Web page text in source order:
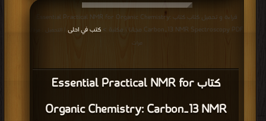
كتاب Essential Practical NMR for
Organic Chemistry: Carbon‐13 NMR
قراءة و تحميل كتاب كتاب Essential Practical NMR for Organic Chemistry:
Carbon‐13 NMR Spectroscopy PDF مجانا | مكتبة >
كتب في احلى
| التحميل : مرة/
مرات